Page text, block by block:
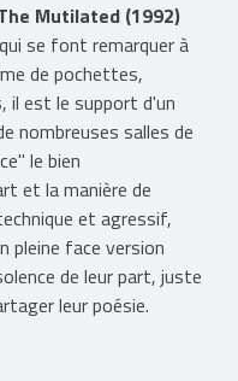
Mutilated (1992)
se font remarquer à
de pochettes,
il est le support d'un
nombreuses salles de
le bien
et la manière de
et agressif,
pleine face version
de leur part, juste
leur poésie.